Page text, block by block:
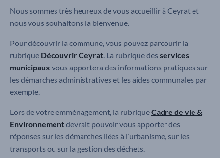
Nous sommes très heureux de vous accueillir à Ceyrat et
nous vous souhaitons la bienvenue.
Pour découvrir la commune, vous pouvez parcourir la
rubrique Découvrir Ceyrat. La rubrique des services
municipaux vous apportera des informations pratiques sur
les démarches administratives et les aides communales par
exemple.
Lors de votre emménagement, la rubriqueCadre de vie &
Environnementdevrait pouvoir vous apporter des
réponses sur les démarches liées à l’urbanisme, sur les
transports ou sur la gestion des déchets.